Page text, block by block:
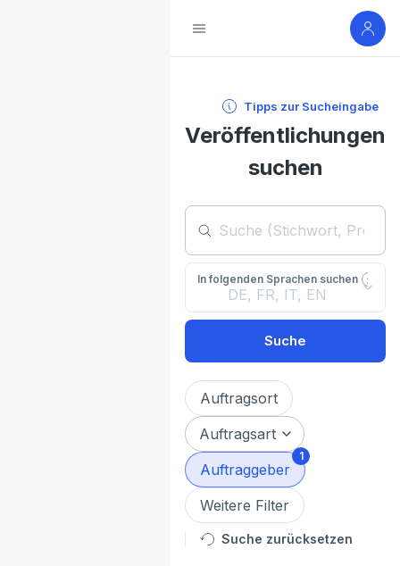
Veröffentlichungen
suchen
Tipps zur Sucheingabe
In folgenden Sprachen suchen
DE, FR, IT, EN
Suche
Auftragsort
Auftragsart
Auftraggeber
1
Weitere Filter
Suche zurücksetzen